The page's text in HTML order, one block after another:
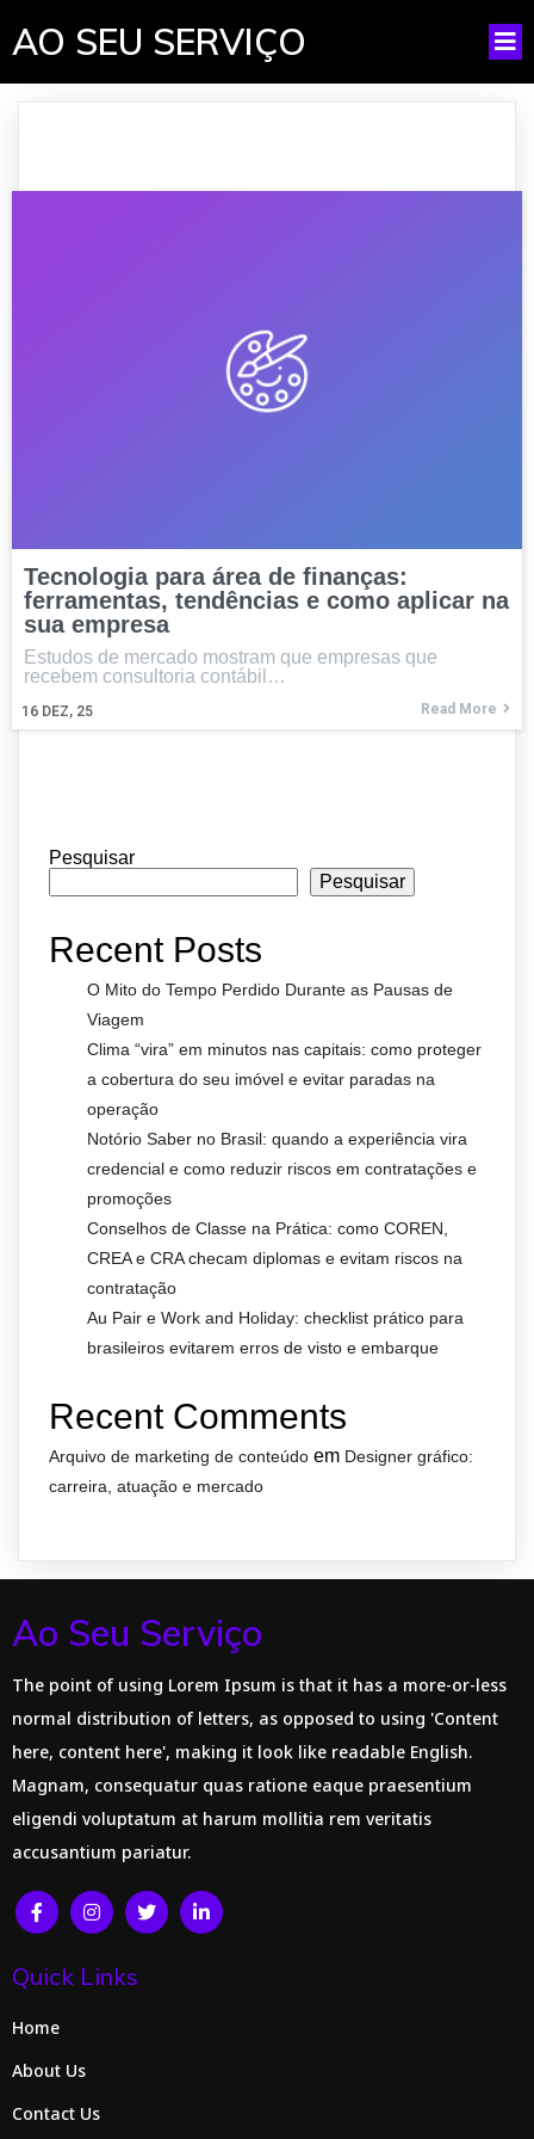
AO SEU SERVIÇO
Tecnologia para área de finanças:
ferramentas, tendências e como aplicar na
sua empresa
16 DEZ, 25
Estudos de mercado mostram que empresas que
recebem consultoria contábil…
Read More
Pesquisar
Pesquisar
Recent Posts
O Mito do Tempo Perdido Durante as Pausas de
Viagem
Clima “vira” em minutos nas capitais: como proteger
a cobertura do seu imóvel e evitar paradas na
operação
Notório Saber no Brasil: quando a experiência vira
credencial e como reduzir riscos em contratações e
promoções
Conselhos de Classe na Prática: como COREN,
CREA e CRA checam diplomas e evitam riscos na
contratação
Au Pair e Work and Holiday: checklist prático para
brasileiros evitarem erros de visto e embarque
Recent Comments
Arquivo de marketing de conteúdo em Designer gráfico:
carreira, atuação e mercado
Ao Seu Serviço
The point of using Lorem Ipsum is that it has a more-or-less
normal distribution of letters, as opposed to using 'Content
here, content here', making it look like readable English.
Magnam, consequatur quas ratione eaque praesentium
eligendi voluptatum at harum mollitia rem veritatis
accusantium pariatur.
Quick Links
Home
About Us
Contact Us